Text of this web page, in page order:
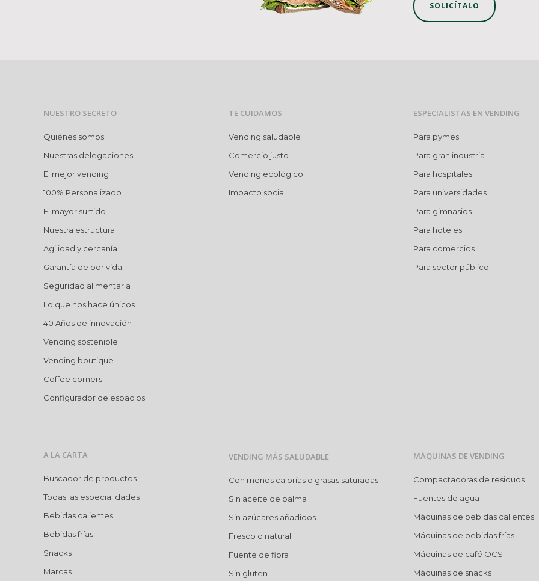
SOLICÍTALO
NUESTRO SECRETO
Quiénes somos
Nuestras delegaciones
El mejor vending
100% Personalizado
El mayor surtido
Nuestra estructura
Agilidad y cercanía
Garantía de por vida
Seguridad alimentaria
Lo que nos hace únicos
40 Años de innovación
Vending sostenible
Vending boutique
Coffee corners
Configurador de espacios
A LA CARTA
Buscador de productos
Todas las especialidades
Bebidas calientes
Bebidas frías
Snacks
Marcas
TE CUIDAMOS
Vending saludable
Comercio justo
Vending ecológico
Impacto social
VENDING MÁS SALUDABLE
Con menos calorías o grasas saturadas
Sin aceite de palma
Sin azúcares añadidos
Fresco o natural
Fuente de fibra
Sin gluten
ESPECIALISTAS EN VENDING
Para pymes
Para gran industria
Para hospitales
Para universidades
Para gimnasios
Para hoteles
Para comercios
Para sector público
MÁQUINAS DE VENDING
Compactadoras de residuos
Fuentes de agua
Máquinas de bebidas calientes
Máquinas de bebidas frías
Máquinas de café OCS
Máquinas de snacks